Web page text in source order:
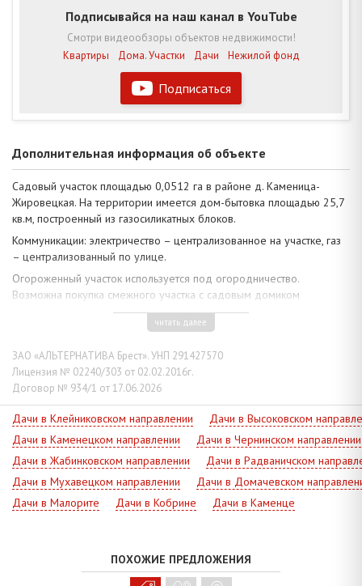
Подписаться
Подписывайся на наш канал в YouTube
Смотри видеообзоры объектов недвижимости!
Квартиры
Дома. Участки Дачи Нежилой фонд
Дополнительная информация об объекте
Садовый участок площадью 0,0512 га в районе д. Каменица-
Жировецкая. На территории имеется дом-бытовка площадью 25,7
кв.м, построенный из газосиликатных блоков.
Коммуникации: электричество – централизованное на участке, газ
– централизованный по улице.
Огороженный участок используется под огородничество.
Возможна покупка смежного участка с садовым домиком
мансардного типа. В товариществе развивается малоэтажная
застройка. Рядом в радиусе 700 м городская черта, социальная
асфальтированные пути.
Звоните, чтобы узнать все об объекте!
читать далее
ЗАО «АЛЬТЕРНАТИВА Брест». УНП 291427570
Лицензия № 02240/303 от 02.02.2016г.
Договор № 934/1 от 17.06.2026
Дачи в Клейниковском направлении
Дачи в Высоковском
Дачи в Каменецком направлении
Дачи в Чернинском направлении
Дачи в Жабинковском направлении
Дачи в Радваничском
Дачи в Мухавецком направлении
Дачи в Домачевском
Дачи в Малорите
Дачи в Кобрине Дачи в Каменце
ПОХОЖИЕ ПРЕДЛОЖЕНИЯ